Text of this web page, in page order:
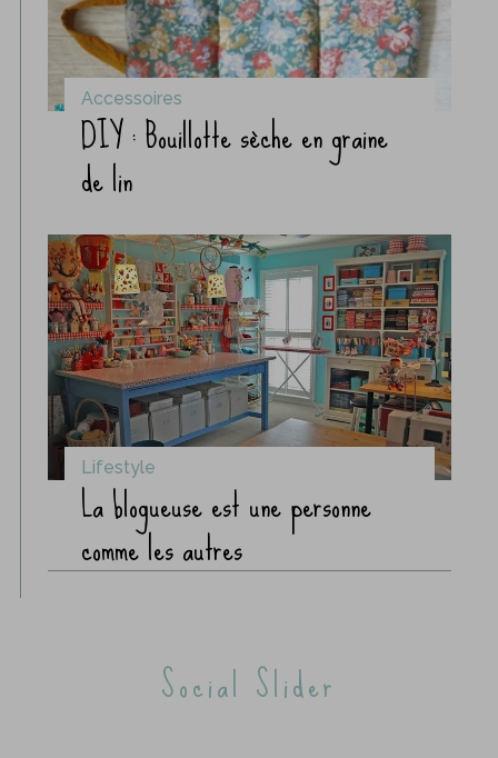
Accessoires
DIY : Bouillotte sèche en graine
de lin
Lifestyle
La blogueuse est une personne
comme les autres
Social Slider